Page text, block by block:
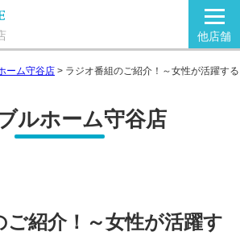
他店舗
ーム守谷店 > ラジオ番組のご紹介！～女性が活躍する
ルホーム守谷店
ご紹介！～女性が活躍す